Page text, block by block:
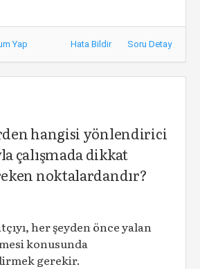
Yap Hata Bildir Soru Detay
hangisi yönlendirici
çalışmada dikkat
noktalardandır?
her şeyden önce yalan
konusunda
gerekir.